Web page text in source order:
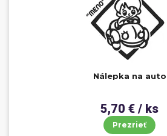
Nálepka na auto
5,70 € / ks
Prezrieť